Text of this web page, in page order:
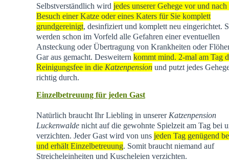
Selbstverständlich wird jedes unserer Gehege vor und nach
Besuch einer Katze oder eines Katers für Sie komplett
grundgereinigt, desinfiziert und komplett neu eingerichtet.
werden schon im Vorfeld alle Gefahren einer eventuellen
Ansteckung oder Übertragung von Krankheiten oder
Gar aus gemacht. Desweitern kommt mind. 2-mal am Tag
Reinigungsfee in die Katzenpensionund putzt jedes
richtig durch.
Einzelbetreuung für jeden Gast
Natürlich braucht Ihr Liebling in unserer Katzenpension
Luckenwaldenicht auf die gewohnte Spielzeit am Tag bei
verzichten. Jeder Gast wird von uns jeden Tag genügend
und erhält Einzelbetreuung. Somit braucht niemand auf
Streicheleinheiten und Kuscheleien verzichten.